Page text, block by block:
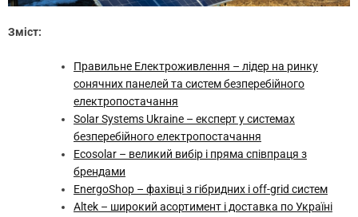
Зміст:
Правильне Електроживлення – лідер на ринку
сонячних панелей та систем безперебійного
електропостачання
Solar Systems Ukraine – експерт у системах
безперебійного електропостачання
Ecosolar – великий вибір і пряма співпраця з
брендами
EnergoShop – фахівці з гібридних і off-grid систем
Аltek – широкий асортимент і доставка по Україні